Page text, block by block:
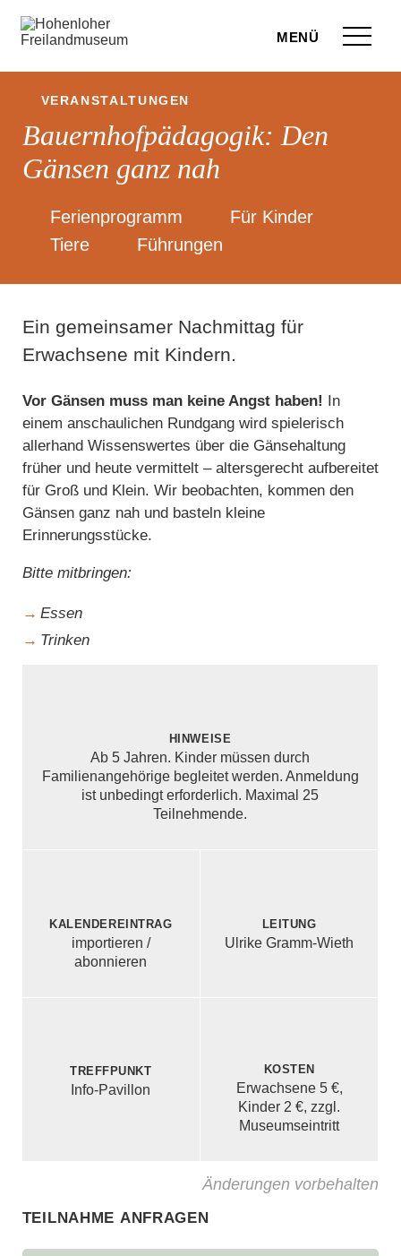
Menü
Besuch
Fragen
VERANSTALTUNGEN
Bauernhofpädagogik: Den
Gänsen ganz nah
Ferienprogramm
Für Kinder
Tiere
Führungen
Ein gemeinsamer Nachmittag für
Erwachsene mit Kindern.
Vor Gänsen muss man keine Angst haben!
In
einem anschaulichen Rundgang wird spielerisch
allerhand Wissenswertes über die Gänsehaltung
früher und heute vermittelt – altersgerecht aufbereitet
für Groß und Klein. Wir beobachten, kommen den
Gänsen ganz nah und basteln kleine
Erinnerungsstücke.
Bitte mitbringen:
Essen
Trinken
Hinweise
Ab 5 Jahren. Kinder müssen durch
Familienangehörige begleitet werden. Anmeldung
ist unbedingt erforderlich. Maximal 25
Teilnehmende.
Kalendereintrag
importieren /
abonnieren
Leitung
Ulrike Gramm-Wieth
Treffpunkt
Info-Pavillon
Kosten
Erwachsene 5 €,
Kinder 2 €, zzgl.
Museumseintritt
Änderungen vorbehalten
Teilnahme anfragen